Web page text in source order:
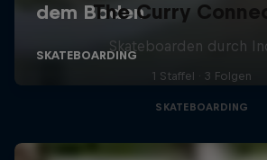
The Curry
Skateboarden durch
1 Staffel · 3 Folgen
SKATEBOARDING